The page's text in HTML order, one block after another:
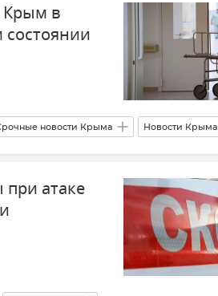
Крым в
новости Крыма Новости Крыма
атаке